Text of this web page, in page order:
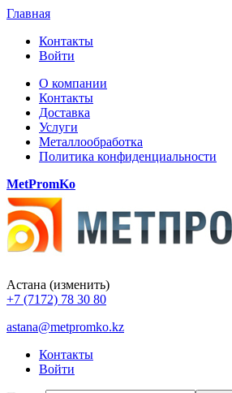
Главная
Контакты
Войти
О компании
Контакты
Доставка
Услуги
Металлообработка
Политика конфиденциальности
MetPromKo
Астана (изменить)
+7 (7172) 78 30 80
astana@metpromko.kz
Контакты
Войти